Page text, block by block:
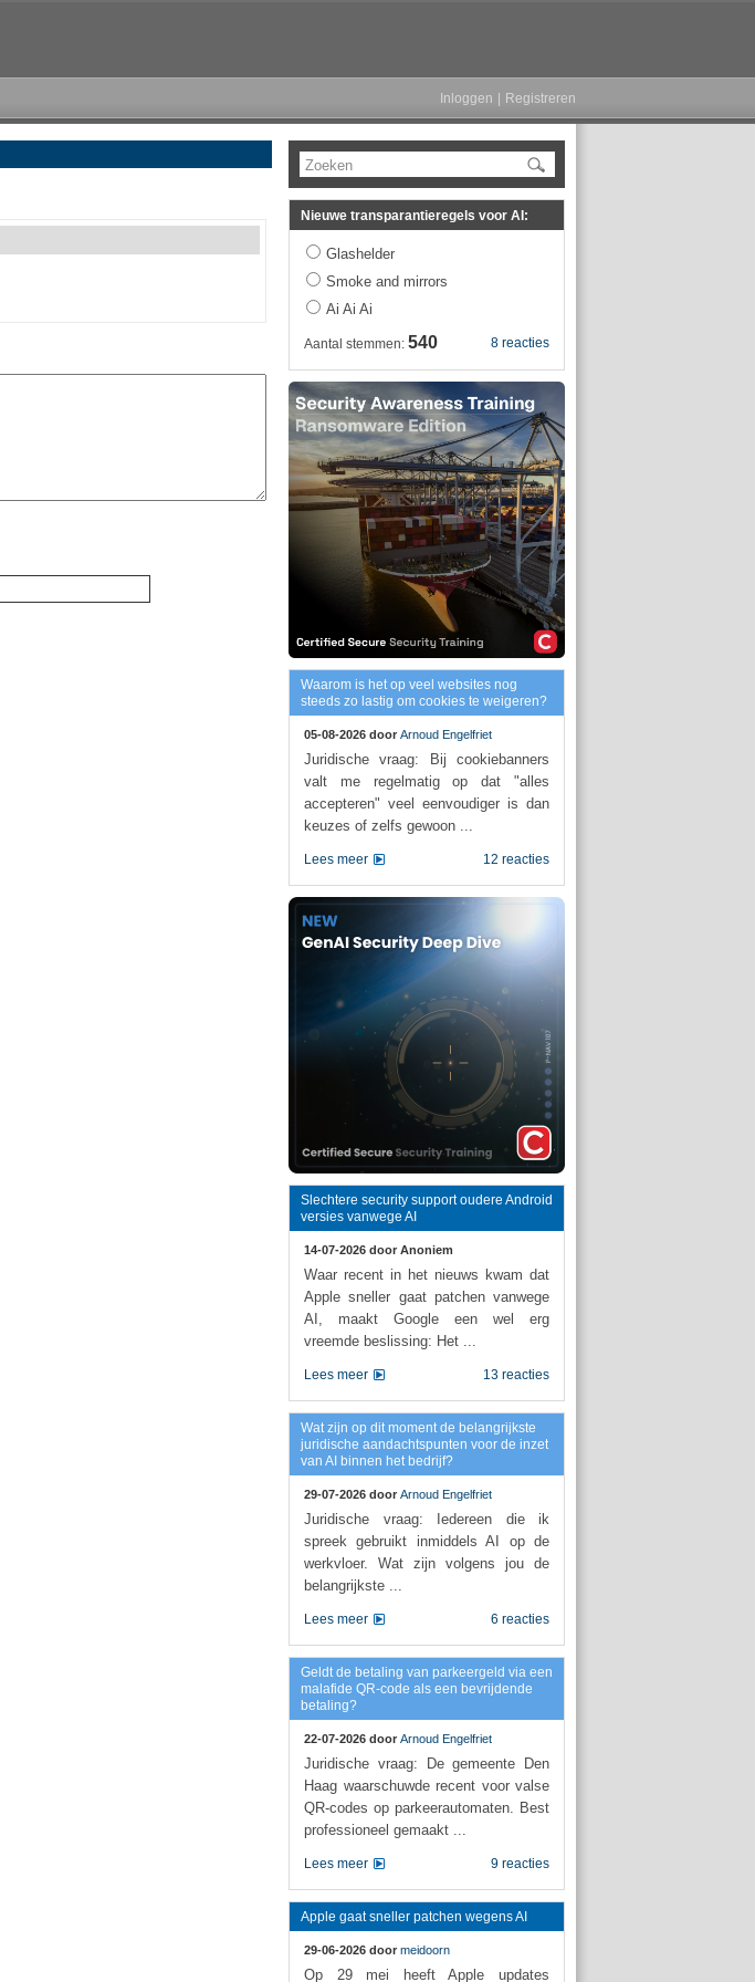
Inloggen Registreren
Zoeken
Nieuwe transparantieregels voor AI:
Glashelder
Smoke and mirrors
Ai Ai Ai
8 reacties
Aantal stemmen: 540
Waarom is het op veel websites nog
steeds zo lastig om cookies te weigeren?
05-08-2026 door Arnoud Engelfriet
Juridische vraag: Bij cookiebanners
valt me regelmatig op dat "alles
accepteren" veel eenvoudiger is dan
keuzes of zelfs gewoon ...
12 reacties
Lees meer
Slechtere security support oudere Android
versies vanwege AI
14-07-2026 door Anoniem
Waar recent in het nieuws kwam dat
Apple sneller gaat patchen vanwege
AI, maakt Google een wel erg
vreemde beslissing: Het ...
13 reacties
Lees meer
Wat zijn op dit moment de belangrijkste
juridische aandachtspunten voor de inzet
van AI binnen het bedrijf?
29-07-2026 door Arnoud Engelfriet
Juridische vraag: Iedereen die ik
spreek gebruikt inmiddels AI op de
werkvloer. Wat zijn volgens jou de
belangrijkste ...
6 reacties
Lees meer
Geldt de betaling van parkeergeld via een
malafide QR-code als een bevrijdende
betaling?
22-07-2026 door Arnoud Engelfriet
Juridische vraag: De gemeente Den
Haag waarschuwde recent voor valse
QR-codes op parkeerautomaten. Best
professioneel gemaakt ...
9 reacties
Lees meer
Apple gaat sneller patchen wegens AI
29-06-2026 door meidoorn
Op 29 mei heeft Apple updates